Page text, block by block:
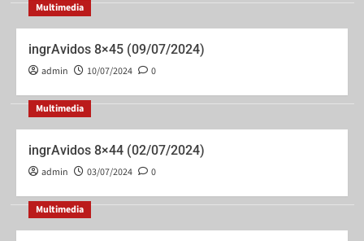
Multimedia
ingrAvidos 8×45 (09/07/2024)
admin 10/07/2024 0
Multimedia
ingrAvidos 8×44 (02/07/2024)
admin 03/07/2024 0
Multimedia